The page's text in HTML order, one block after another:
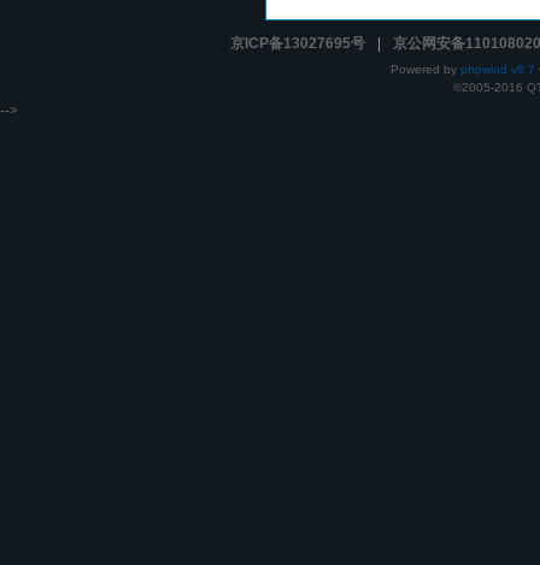
京ICP备13027695号 | 京公网安备
Powered by phpwind v8.7
©2005-2016
-->